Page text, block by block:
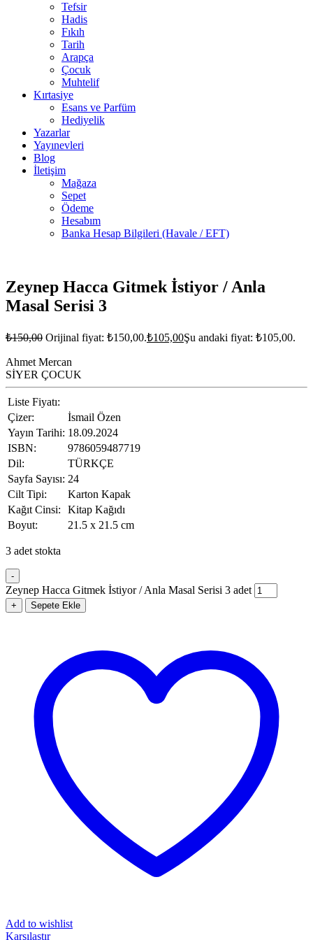
Tefsir
Hadis
Fıkıh
Tarih
Arapça
Çocuk
Muhtelif
Kırtasiye
Esans ve Parfüm
Hediyelik
Yazarlar
Yayınevleri
Blog
İletişim
Mağaza
Sepet
Ödeme
Hesabım
Banka Hesap Bilgileri (Havale / EFT)
Zeynep Hacca Gitmek İstiyor / Anla
Masal Serisi 3
₺150,00 Orijinal fiyat: ₺150,00.₺105,00Şu andaki fiyat: ₺105,00.
Ahmet Mercan
SİYER ÇOCUK
Liste Fiyatı:
Çizer:
İsmail Özen
Yayın Tarihi: 18.09.2024
ISBN:
9786059487719
Dil:
TÜRKÇE
Sayfa Sayısı: 24
Cilt Tipi:
Karton Kapak
Kağıt Cinsi:
Kitap Kağıdı
Boyut:
21.5 x 21.5 cm
3 adet stokta
-
Zeynep Hacca Gitmek İstiyor / Anla Masal Serisi 3 adet
+ Sepete Ekle
Add to wishlist
Karşılaştır